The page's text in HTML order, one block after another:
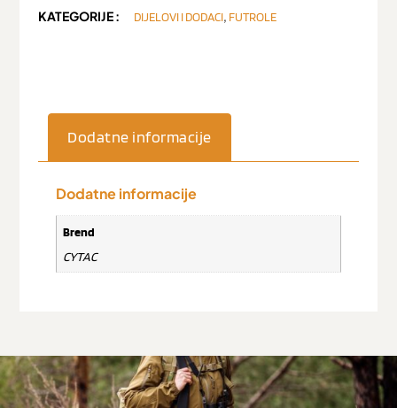
KATEGORIJE :
DIJELOVI I DODACI, FUTROLE
Dodatne informacije
Dodatne informacije
Brend
CYTAC